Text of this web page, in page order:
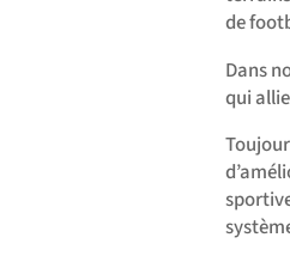
de
Dans
qui